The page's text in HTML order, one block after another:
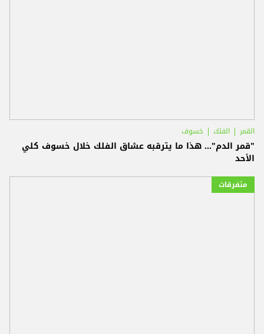
القمر الفلك خسوف
"قمر الدم"... هذا ما يترقبه عشاق الفلك خلال خسوف كلي
الأحد
متفرقات